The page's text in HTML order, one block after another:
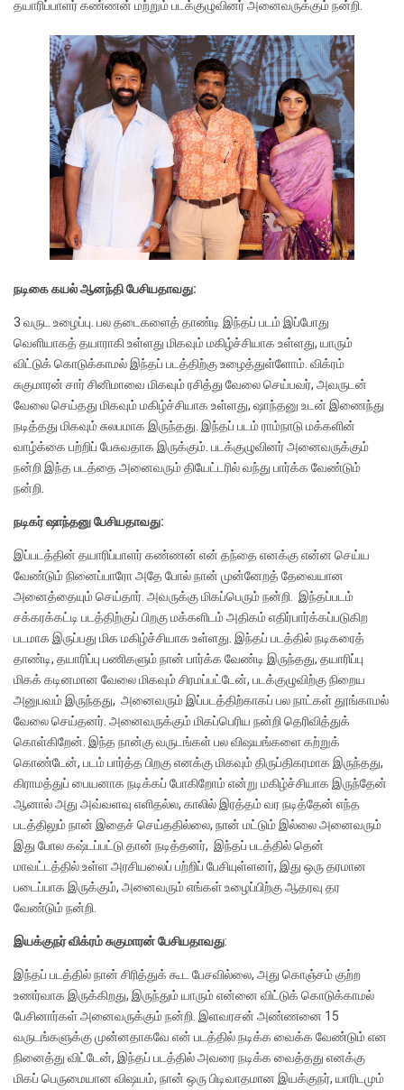
தயாரிப்பாளர் கண்ணன் மற்றும் படக்குழுவினர் அனைவருக்கும் நன்றி.
நடிகை கயல் ஆனந்தி பேசியதாவது:
3 வருட உழைப்பு. பல தடைகளைத் தாண்டி இந்தப் படம் இப்போது
வெளியாகத் தயாராகி உள்ளது மிகவும் மகிழ்ச்சியாக உள்ளது, யாரும்
விட்டுக் கொடுக்காமல் இந்தப் படத்திற்கு உழைத்துள்ளோம். விக்ரம்
சுகுமாரன் சார் சினிமாவை மிகவும் ரசித்து வேலை செய்பவர், அவருடன்
வேலை செய்தது மிகவும் மகிழ்ச்சியாக உள்ளது, ஷாந்தனு உடன் இணைந்து
நடித்தது மிகவும் சுலபமாக இருந்தது. இந்தப் படம் ராம்நாடு மக்களின்
வாழ்க்கை பற்றிப் பேசுவதாக இருக்கும். படக்குழுவினர் அனைவருக்கும்
நன்றி இந்த படத்தை அனைவரும் தியேட்டரில் வந்து பார்க்க வேண்டும்
நன்றி.
நடிகர் ஷாந்தனு பேசியதாவது:
இப்படத்தின் தயாரிப்பாளர் கண்ணன் என் தந்தை எனக்கு என்ன செய்ய
வேண்டும் நினைப்பாரோ அதே போல் நான் முன்னேறத் தேவையான
அனைத்தையும் செய்தார். அவருக்கு மிகப்பெரும் நன்றி. இந்தப்படம்
சக்கரக்கட்டி படத்திற்குப் பிறகு மக்களிடம் அதிகம் எதிர்பார்க்கப்படுகிற
படமாக இருப்பது மிக மகிழ்ச்சியாக உள்ளது. இந்தப் படத்தில் நடிகரைத்
தாண்டி, தயாரிப்பு பணிகளும் நான் பார்க்க வேண்டி இருந்தது, தயாரிப்பு
மிகக் கடினமான வேலை மிகவும் சிரமப்பட்டேன், படக்குழுவிற்கு நிறைய
அனுபவம் இருந்தது, அனைவரும் இப்படத்திற்காகப் பல நாட்கள் தூங்காமல்
வேலை செய்தனர். அனைவருக்கும் மிகப்பெரிய நன்றி தெரிவித்துக்
கொள்கிறேன். இந்த நான்கு வருடங்கள் பல விஷயங்களை கற்றுக்
கொண்டேன், படம் பார்த்த பிறகு எனக்கு மிகவும் திருப்திகரமாக இருந்தது,
கிராமத்துப் பையனாக நடிக்கப் போகிறோம் என்று மகிழ்ச்சியாக இருந்தேன்
ஆனால் அது அவ்வளவு எளிதல்ல, காலில் இரத்தம் வர நடித்தேன் எந்த
படத்திலும் நான் இதைச் செய்ததில்லை, நான் மட்டும் இல்லை அனைவரும்
இது போல கஷ்டப்பட்டு தான் நடித்தனர், இந்தப் படத்தில் தென்
மாவட்டத்தில் உள்ள அரசியலைப் பற்றிப் பேசியுள்ளனர், இது ஒரு தரமான
படைப்பாக இருக்கும், அனைவரும் எங்கள் உழைப்பிற்கு ஆதரவு தர
வேண்டும் நன்றி.
இயக்குநர் விக்ரம் சுகுமாரன் பேசியதாவது:
இந்தப் படத்தில் நான் சிரித்துக் கூட பேசவில்லை, அது கொஞ்சம் குற்ற
உணர்வாக இருக்கிறது, இருந்தும் யாரும் என்னை விட்டுக் கொடுக்காமல்
பேசினார்கள் அனைவருக்கும் நன்றி. இளவரசன் அண்ணனை 15
வருடங்களுக்கு முன்னதாகவே என் படத்தில் நடிக்க வைக்க வேண்டும் என
நினைத்து விட்டேன், இந்தப் படத்தில் அவரை நடிக்க வைத்தது எனக்கு
மிகப் பெருமையான விஷயம், நான் ஒரு பிடிவாதமான இயக்குநர், யாரிடமும்